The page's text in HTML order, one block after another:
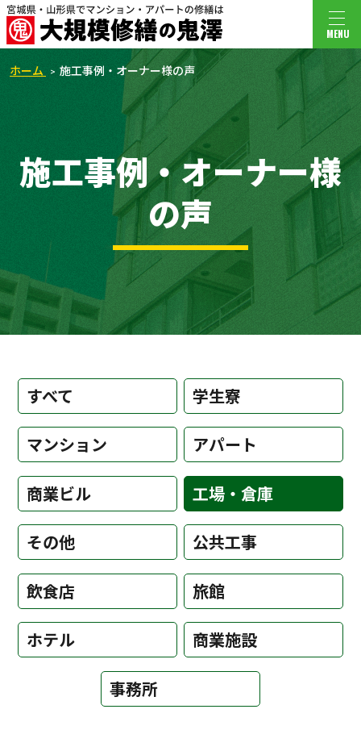
MENU
ホーム 施工事例・オーナー様の声
施工事例・オーナー様
の声
すべて 学生寮
マンション アパート
商業ビル 工場・倉庫
その他 公共工事
飲食店 旅館
ホテル 商業施設
事務所